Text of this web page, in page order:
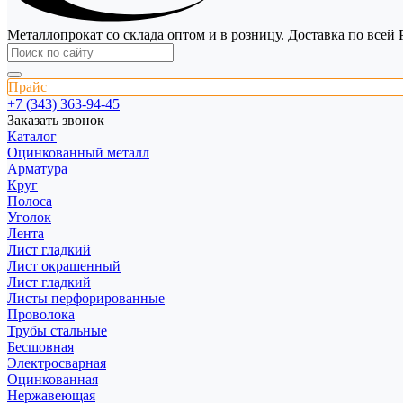
Металлопрокат со склада оптом и в розницу. Доставка по всей
Прайс
+7 (343) 363-94-45
Заказать звонок
Каталог
Оцинкованный металл
Арматура
Круг
Полоса
Уголок
Лента
Лист гладкий
Лист окрашенный
Лист гладкий
Листы перфорированные
Проволока
Трубы стальные
Бесшовная
Электросварная
Оцинкованная
Нержавеющая